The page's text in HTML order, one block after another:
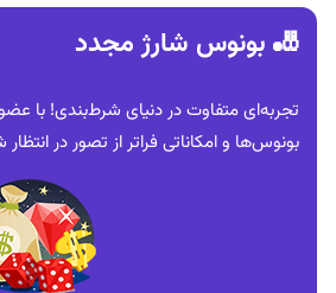
🎳 بونوس شارژ مجدد
بونوس‌ها و امکاناتی فراتر از تصور در